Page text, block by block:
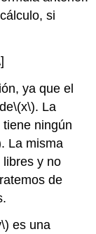
si
ya que el
\(x\). La
ningún
. La misma
libres y no
de
es una